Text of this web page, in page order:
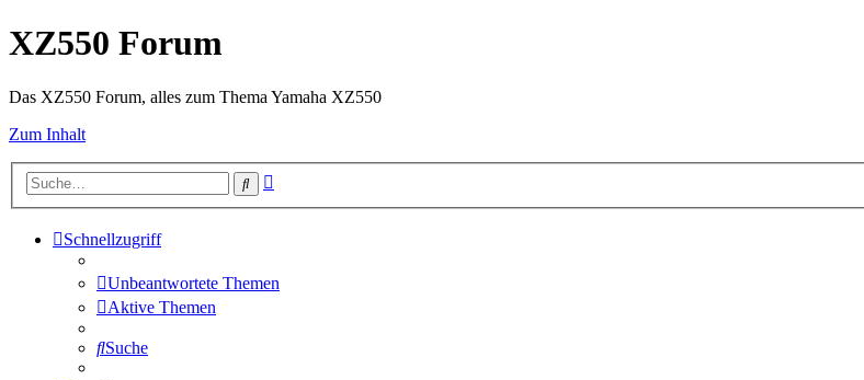
XZ550 Forum
Das XZ550 Forum, alles zum Thema Yamaha XZ550
Zum Inhalt
Suche
Schnellzugriff
Unbeantwortete Themen
Aktive Themen
Suche